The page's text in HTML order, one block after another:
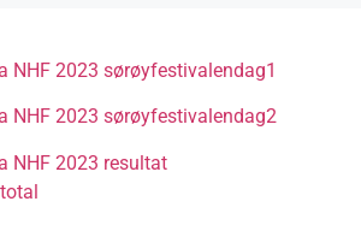
NHF 2023 sørøyfestivalendag1
NHF 2023 sørøyfestivalendag2
NHF 2023 resultat